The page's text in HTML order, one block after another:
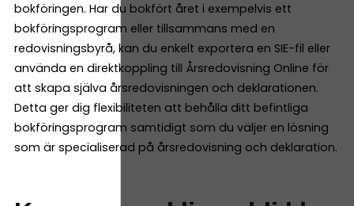
bokföringen. Har du bokfört året i exempelvis ett
bokföringsprogram eller tillsammans med en
redovisningsbyrå, kan du enkelt exportera en SIE-fil eller
använda en direktkoppling till Årsredovisning Online för
att skapa själva årsredovisningen och deklarationen.
Detta ger dig flexibiliteten att behålla ditt befintliga
bokföringsprogram samtidigt som du väljer en lösning
som är specialiserad på årsredovisning och deklaration.